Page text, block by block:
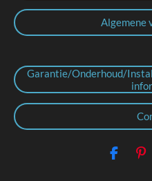
Algemene
Garantie/Onderhoud/
F
P